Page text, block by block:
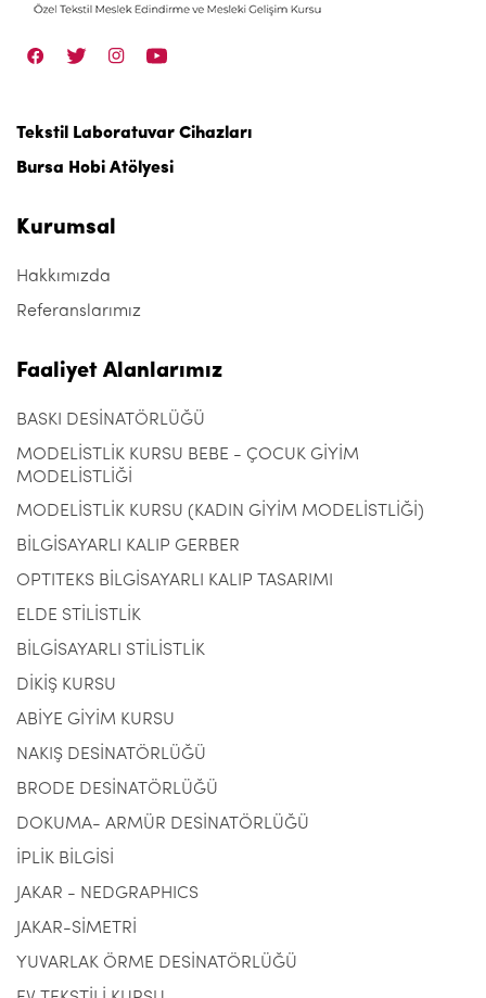
Tekstil Laboratuvar Cihazları
Bursa Hobi Atölyesi
Kurumsal
Hakkımızda
Referanslarımız
Faaliyet Alanlarımız
BASKI DESİNATÖRLÜĞÜ
MODELİSTLİK KURSU BEBE - ÇOCUK GİYİM
MODELİSTLİĞİ
MODELİSTLİK KURSU (KADIN GİYİM MODELİSTLİĞİ)
BİLGİSAYARLI KALIP GERBER
OPTITEKS BİLGİSAYARLI KALIP TASARIMI
ELDE STİLİSTLİK
BİLGİSAYARLI STİLİSTLİK
DİKİŞ KURSU
ABİYE GİYİM KURSU
NAKIŞ DESİNATÖRLÜĞÜ
BRODE DESİNATÖRLÜĞÜ
DOKUMA- ARMÜR DESİNATÖRLÜĞÜ
İPLİK BİLGİSİ
JAKAR - NEDGRAPHICS
JAKAR-SİMETRİ
YUVARLAK ÖRME DESİNATÖRLÜĞÜ